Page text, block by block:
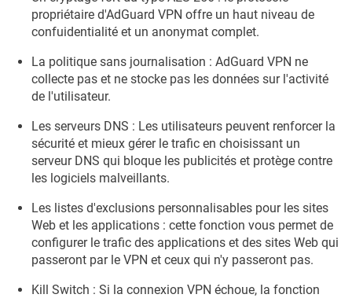
propriétaire d'AdGuard VPN offre un haut niveau de
confuidentialité et un anonymat complet.
La politique sans journalisation : AdGuard VPN ne
collecte pas et ne stocke pas les données sur l'activité
de l'utilisateur.
Les serveurs DNS : Les utilisateurs peuvent renforcer la
sécurité et mieux gérer le trafic en choisissant un
serveur DNS qui bloque les publicités et protège contre
les logiciels malveillants.
Les listes d'exclusions personnalisables pour les sites
Web et les applications : cette fonction vous permet de
configurer le trafic des applications et des sites Web qui
passeront par le VPN et ceux qui n'y passeront pas.
Kill Switch : Si la connexion VPN échoue, la fonction